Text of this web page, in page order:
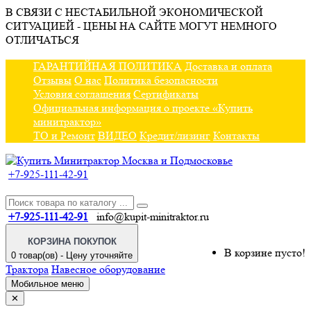
В СВЯЗИ С НЕСТАБИЛЬНОЙ ЭКОНОМИЧЕСКОЙ
СИТУАЦИЕЙ - ЦЕНЫ НА САЙТЕ МОГУТ НЕМНОГО
ОТЛИЧАТЬСЯ
ГАРАНТИЙНАЯ ПОЛИТИКА Доставка и оплата
Отзывы О нас Политика безопасности
Условия соглашения Сертификаты
Официальная информация о проекте «Купить
минитрактор»
ТО и Ремонт ВИДЕО Кредит/лизинг Контакты
+7-925-111-42-91
+7-925-111-42-91 info@kupit-minitraktor.ru
КОРЗИНА ПОКУПОК
0 товар(ов) - Цену уточняйте
В корзине пусто!
Трактора Навесное оборудование
Мобильное меню
✕